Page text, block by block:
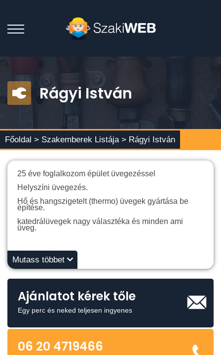
Rágyi István
Főoldal > Szakemberek Listája > Rágyi István
25 éve foglalkozom épület üvegezéssel
Helyszíni üvegezés.
Hő és hangszigetelt (thermo) üvegek gyártása be
építése.
katedrálüvegek nagy választéka és minden ami
üveg.
Mutass többet
Ajánlatot kérek tőle
Egy perc és neked teljesen ingyenes
06 20 4719466